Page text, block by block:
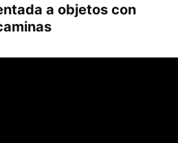
a objetos con